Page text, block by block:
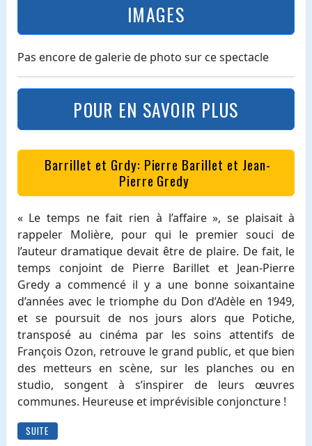
IMAGES
Pas encore de galerie de photo sur ce spectacle
POUR EN SAVOIR PLUS
Barrillet et Grdy: Pierre Barillet et Jean-
Pierre Gredy
« Le temps ne fait rien à l’affaire », se plaisait à
rappeler Molière, pour qui le premier souci de
l’auteur dramatique devait être de plaire. De fait, le
temps conjoint de Pierre Barillet et Jean-Pierre
Gredy a commencé il y a une bonne soixantaine
d’années avec le triomphe du Don d’Adèle en 1949,
et se poursuit de nos jours alors que Potiche,
transposé au cinéma par les soins attentifs de
François Ozon, retrouve le grand public, et que bien
des metteurs en scène, sur les planches ou en
studio, songent à s’inspirer de leurs œuvres
communes. Heureuse et imprévisible conjoncture !
SUITE